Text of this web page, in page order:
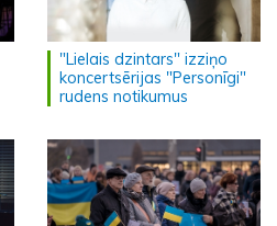
"Lielais dzintars" izziņo
koncertsērijas "Personīgi"
rudens notikumus